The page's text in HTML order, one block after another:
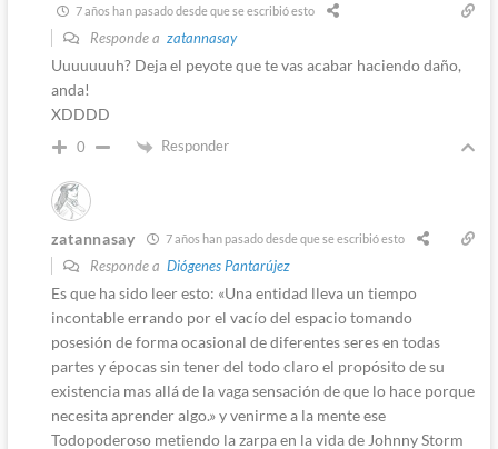
7 años han pasado desde que se escribió esto
Responde a zatannasay
Uuuuuuuh? Deja el peyote que te vas acabar haciendo daño,
anda!
XDDDD
0 Responder
zatannasay 7 años han pasado desde que se escribió esto
Responde a Diógenes Pantarújez
Es que ha sido leer esto: «Una entidad lleva un tiempo
incontable errando por el vacío del espacio tomando
posesión de forma ocasional de diferentes seres en todas
partes y épocas sin tener del todo claro el propósito de su
existencia mas allá de la vaga sensación de que lo hace porque
necesita aprender algo.» y venirme a la mente ese
Todopoderoso metiendo la zarpa en la vida de Johnny Storm